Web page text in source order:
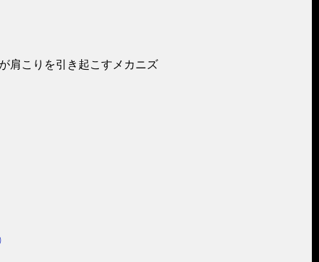
肩こりを引き起こすメカニズ